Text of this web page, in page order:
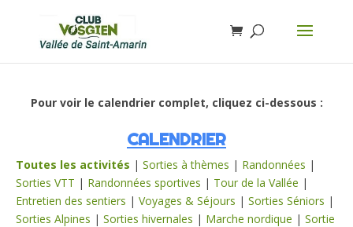
Pour voir le calendrier complet, cliquez ci-dessous :
CALENDRIER
Toutes les activités | Sorties à thèmes | Randonnées |
Sorties VTT | Randonnées sportives | Tour de la Vallée |
Entretien des sentiers | Voyages & Séjours | Sorties Séniors |
Sorties Alpines | Sorties hivernales | Marche nordique | Sortie